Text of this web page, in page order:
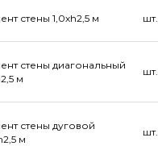
стены 1,0хh2,5 м шт.
стены диагональный
м
шт.
стены дуговой
м
шт.
ОФОРМЛЕНИЕ